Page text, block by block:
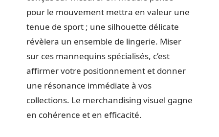
pour le mouvement mettra en valeur une
tenue de sport ; une silhouette délicate
révèlera un ensemble de lingerie. Miser
sur ces mannequins spécialisés, c’est
affirmer votre positionnement et donner
une résonance immédiate à vos
collections. Le merchandising visuel gagne
en cohérence et en efficacité.